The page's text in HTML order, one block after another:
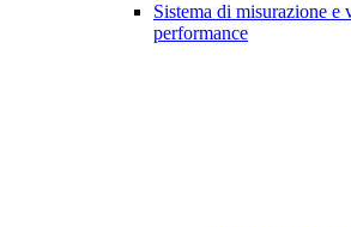
Sistema di misurazione e
performance